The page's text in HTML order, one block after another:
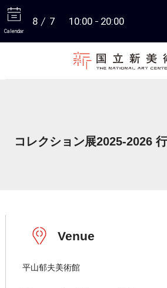
Calendar
8 7 10:00 20:00
コレクション展2025-2026
Venue
平山郁夫美術館